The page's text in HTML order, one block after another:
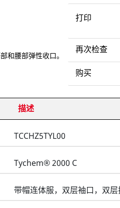
和腰部弹性收口。
打印
再次检查
购买
描述
TCCHZ5TYL00
Tychem® 2000 C
带帽连体服，双层袖口，双层